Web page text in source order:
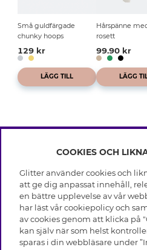
Små guldfärgade
chunky hoops
129 kr
LÄGG TILL
Hårspänne
rosett
99.90 kr
LÄGG
INFO
Jobba hos
OM
Black
Våra
Vanliga
COOKIES OCH
Glitter använder cookies och
att ge dig anpassat innehåll,
en bättre upplevelse av vår
har läst vår cookiepolicy och
av cookies genom att klicka på
kan själv när som helst
sparas i din webbläsare under